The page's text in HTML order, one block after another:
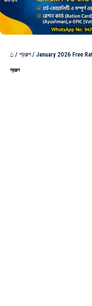
⌂ / প্রকল্প/ January 2026 Free Ration Chart West Bengal: নতুন
প্রকল্প